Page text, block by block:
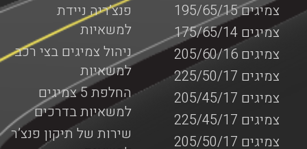
פנצ’ריה ניידת
למשאיות
ניהול צמיגים בצי רכב
למשאיות
החלפת 5 צמיגים
למשאיות בדרכים
שירות של תיקון פנצ’ר
צמיגים 195/65/15
צמיגים 175/65/14
צמיגים 205/60/16
צמיגים 225/50/17
צמיגים 205/45/17
צמיגים 225/45/17
צמיגים 205/50/17